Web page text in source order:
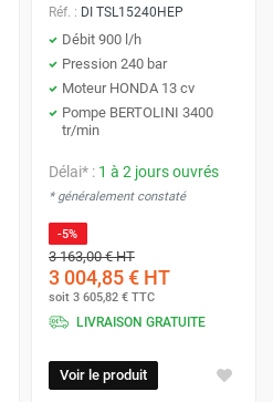
Réf. : DI TSL15240HEP
Débit 900 l/h
Pression 240 bar
Moteur HONDA 13 cv
Pompe BERTOLINI 3400
tr/min
Délai* : 1 à 2 jours ouvrés
* généralement constaté
-5%
3 163,00 €HT
3 004,85 € HT
soit 3 605,82 € TTC
LIVRAISON GRATUITE
Voir le produit